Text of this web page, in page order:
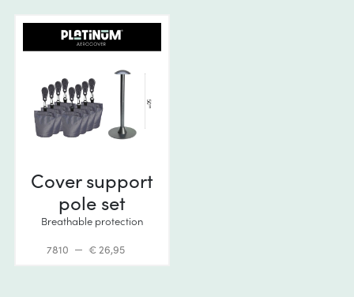
Cover support
pole set
Breathable protection
7810 € 26,95